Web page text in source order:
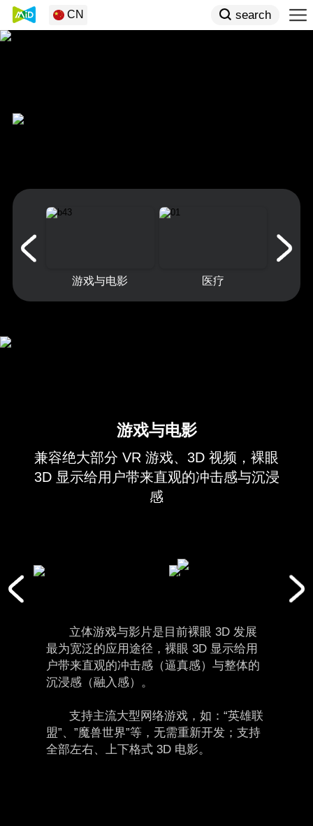
CN search
游戏与电影 医疗
游戏与电影
兼容绝大部分 VR 游戏、3D 视频，裸眼
3D 显示给用户带来直观的冲击感与沉浸
感
立体游戏与影片是目前裸眼 3D 发展
最为宽泛的应用途径，裸眼 3D 显示给用
户带来直观的冲击感（逼真感）与整体的
沉浸感（融入感）。
支持主流大型网络游戏，如：“英雄联
盟”、”魔兽世界”等，无需重新开发；支持
全部左右、上下格式 3D 电影。